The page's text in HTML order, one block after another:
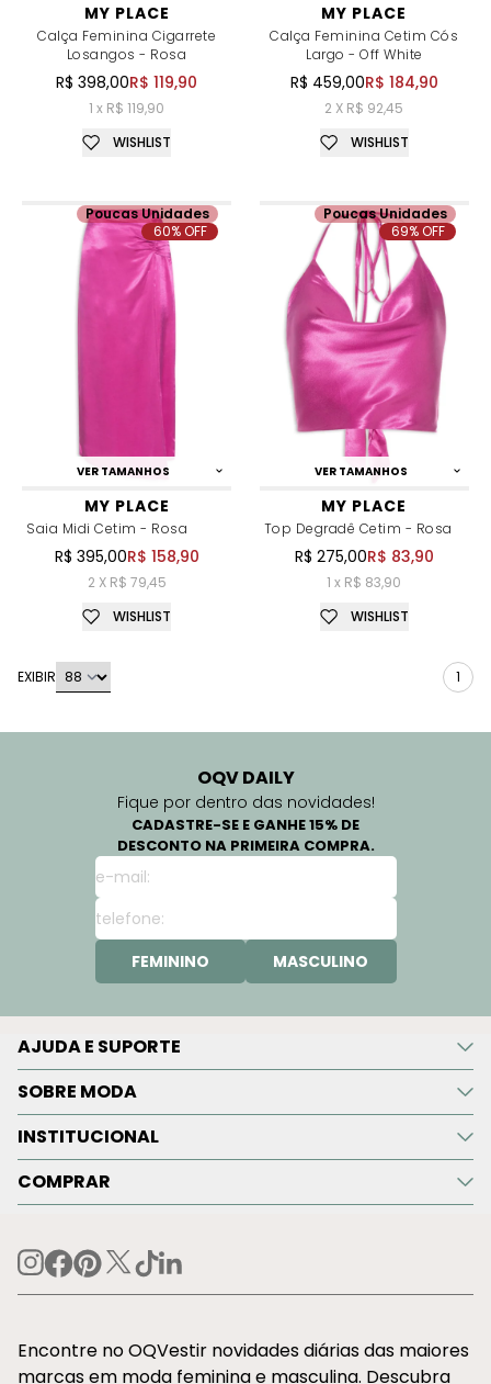
MY PLACE
Calça Feminina Cigarrete
Losangos - Rosa
R$ 398,00R$ 119,90
1 x R$ 119,90
WISHLIST
MY PLACE
Calça Feminina Cetim Cós
Largo - Off White
R$ 459,00R$ 184,90
2 X R$ 92,45
WISHLIST
VER TAMANHOS
MY PLACE
Saia Midi Cetim - Rosa
R$ 395,00R$ 158,90
2 X R$ 79,45
Poucas Unidades
60% OFF
WISHLIST
VER TAMANHOS
MY PLACE
Top Degradê Cetim - Rosa
R$ 275,00R$ 83,90
1 x R$ 83,90
Poucas Unidades
69% OFF
WISHLIST
EXIBIR 1
OQV DAILY
Fique por dentro das novidades!
CADASTRE-SE E GANHE 15% DE
DESCONTO NA PRIMEIRA COMPRA.
FEMININO MASCULINO
AJUDA E SUPORTE
SOBRE MODA
INSTITUCIONAL
COMPRAR
Encontre no OQVestir novidades diárias das maiores
marcas em moda feminina e masculina. Descubra